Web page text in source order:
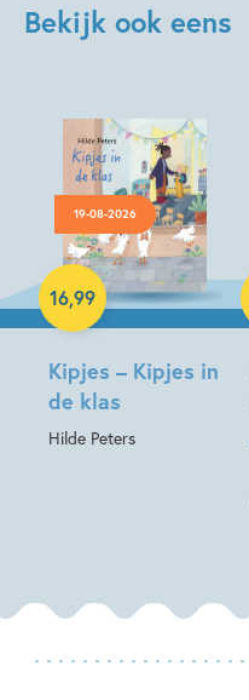
Bekijk ook eens
19-08-2026
Kipjes – Kipjes in
de klas
Hilde Peters
16,99
Hardcover